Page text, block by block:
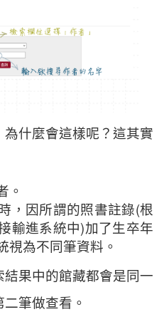
什麼會這樣呢？這其實
。
，因所謂的照書註錄(根
輸進系統中)加了生卒年
視為不同筆資料。
果中的館藏都會是同一
筆做查看。